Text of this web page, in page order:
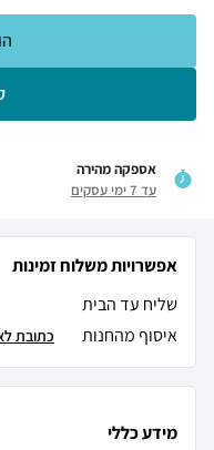
אספקה מהירה
עד 7 ימי עסקים
אפשרויות משלוח זמינות
שליח עד הבית
איסוף מהחנות
כתובת
מידע כללי